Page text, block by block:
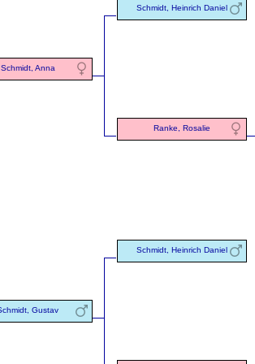
Schmidt, Anna
Schmidt, Heinrich Daniel
Ranke, Rosalie
Gustav
Schmidt, Heinrich Daniel